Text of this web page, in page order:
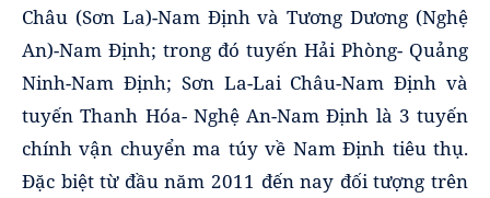
Châu (Sơn La)-Nam Định và Tương Dương (Nghệ
An)-Nam Định; trong đó tuyến Hải Phòng- Quảng
Ninh-Nam Định; Sơn La-Lai Châu-Nam Định và
tuyến Thanh Hóa- Nghệ An-Nam Định là 3 tuyến
chính vận chuyển ma túy về Nam Định tiêu thụ.
Đặc biệt từ đầu năm 2011 đến nay đối tượng trên